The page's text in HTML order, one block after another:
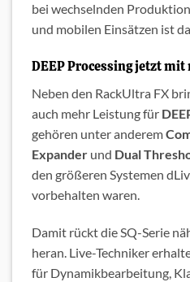
bei wechselnden
und mobilen Einsätzen ist
DEEP Processing jetzt
Neben den RackUltra FX
auch mehr Leistung für
gehören unter anderem
Expander und Dual
den größeren Systemen
vorbehalten waren.
Damit rückt die SQ-Serie
heran. Live-Techniker
für Dynamikbearbeitung,